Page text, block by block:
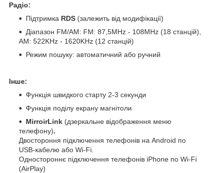
Радіо:
Підтримка RDS (залежить від модифікації)
Діапазон FM/AM: FM: 87,5MHz - 108MHz (18 станцій),
АМ: 522KHz - 1620KHz (12 станцій)
Режим пошуку: автоматичний або ручний
Інше:
Функція швидкого старту 2-3 секунди
Функція поділу екрану магнітоли
MirroirLink (дзеркальне відображення меню
телефону).
Двостороння підключення телефонів на Android по
USB-кабелю або Wi-Fi.
Одностороннє підключення телефонів iPhone по Wi-Fi
(AirPlay)